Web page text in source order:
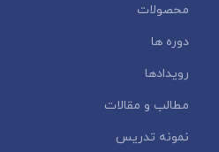
محصولات
دوره ها
رویدادها
مطالب و مقالات
نمونه تدریس